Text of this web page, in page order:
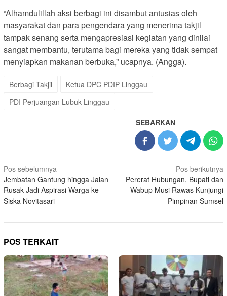
“Alhamdulillah aksi berbagi ini disambut antusias oleh
masyarakat dan para pengendara yang menerima takjil
tampak senang serta mengapresiasi kegiatan yang dinilai
sangat membantu, terutama bagi mereka yang tidak sempat
menyiapkan makanan berbuka,” ucapnya. (Angga).
Berbagi Takjil
Ketua DPC PDIP Linggau
PDI Perjuangan Lubuk Linggau
SEBARKAN
Navigasi
pos
Pos sebelumnya
Jembatan Gantung hingga Jalan
Rusak Jadi Aspirasi Warga ke
Siska Novitasari
Pos berikutnya
Pererat Hubungan, Bupati dan
Wabup Musi Rawas Kunjungi
Pimpinan Sumsel
POS TERKAIT